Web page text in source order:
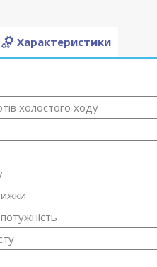
Характеристики
холостого ходу